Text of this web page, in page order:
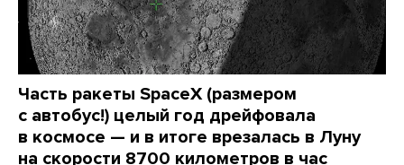
Часть ракеты SpaceX (размером
с автобус!) целый год дрейфовала
в космосе — и в итоге врезалась в Луну
на скорости 8700 километров в час